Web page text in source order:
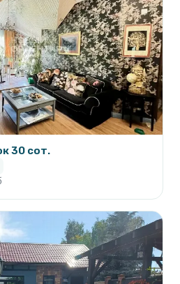
вышлю по запросу.
30 сот.